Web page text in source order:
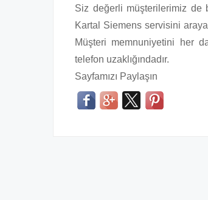
Siz değerli müşterilerimiz
Kartal Siemens servisini
Müşteri memnuniyetini her
telefon uzaklığındadır.
Sayfamızı Paylaşın